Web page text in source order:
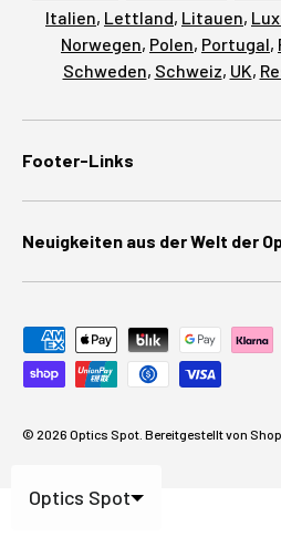
Italien, Lettland, Litauen,
Norwegen, Polen, Portugal,
Schweden, Schweiz, UK,
Footer-Links
Neuigkeiten aus der Welt der
Zahlungsmethoden akzeptiert
© 2026 Optics Spot Bereitgestellt von
Optics Spot